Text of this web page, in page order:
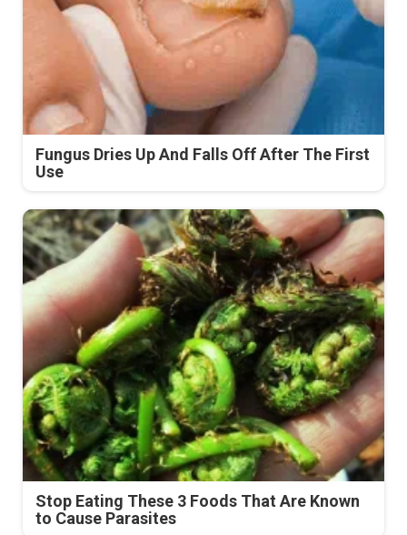
Fungus Dries Up And Falls Off After The First
Use
Stop Eating These 3 Foods That Are Known
to Cause Parasites